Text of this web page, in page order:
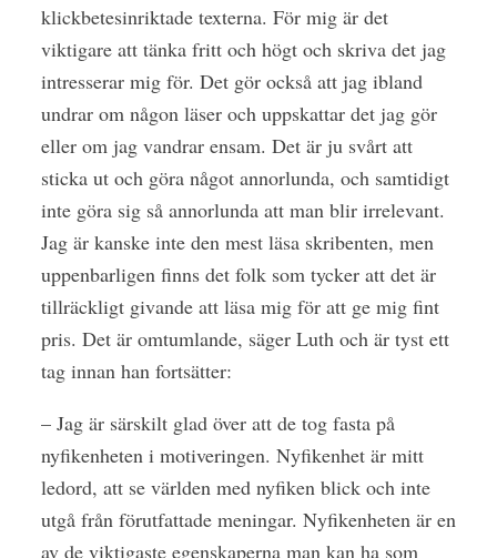
klickbetesinriktade texterna. För mig är det
viktigare att tänka fritt och högt och skriva det jag
intresserar mig för. Det gör också att jag ibland
undrar om någon läser och uppskattar det jag gör
eller om jag vandrar ensam. Det är ju svårt att
sticka ut och göra något annorlunda, och samtidigt
inte göra sig så annorlunda att man blir irrelevant.
Jag är kanske inte den mest läsa skribenten, men
uppenbarligen finns det folk som tycker att det är
tillräckligt givande att läsa mig för att ge mig fint
pris. Det är omtumlande, säger Luth och är tyst ett
tag innan han fortsätter:
– Jag är särskilt glad över att de tog fasta på
nyfikenheten i motiveringen. Nyfikenhet är mitt
ledord, att se världen med nyfiken blick och inte
utgå från förutfattade meningar. Nyfikenheten är en
av de viktigaste egenskaperna man kan ha som